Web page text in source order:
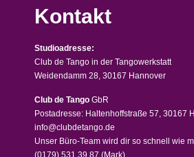
Kontakt
Studioadresse:
Club de Tango in der Tangowerkstatt
Weidendamm 28, 30167 Hannover
Club de Tango GbR
Postadresse: Haltenhoffstraße 57, 30167
info@clubdetango.de
Unser Büro-Team wird dir so schnell wie
(0179) 531 39 87 (Mark)